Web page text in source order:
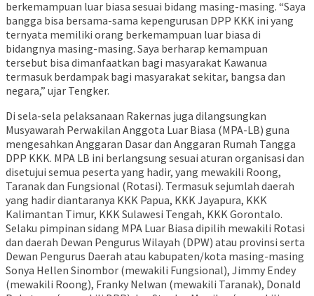
berkemampuan luar biasa sesuai bidang masing-masing. “Saya
bangga bisa bersama-sama kepengurusan DPP KKK ini yang
ternyata memiliki orang berkemampuan luar biasa di
bidangnya masing-masing. Saya berharap kemampuan
tersebut bisa dimanfaatkan bagi masyarakat Kawanua
termasuk berdampak bagi masyarakat sekitar, bangsa dan
negara,” ujar Tengker.
Di sela-sela pelaksanaan Rakernas juga dilangsungkan
Musyawarah Perwakilan Anggota Luar Biasa (MPA-LB) guna
mengesahkan Anggaran Dasar dan Anggaran Rumah Tangga
DPP KKK. MPA LB ini berlangsung sesuai aturan organisasi dan
disetujui semua peserta yang hadir, yang mewakili Roong,
Taranak dan Fungsional (Rotasi). Termasuk sejumlah daerah
yang hadir diantaranya KKK Papua, KKK Jayapura, KKK
Kalimantan Timur, KKK Sulawesi Tengah, KKK Gorontalo.
Selaku pimpinan sidang MPA Luar Biasa dipilih mewakili Rotasi
dan daerah Dewan Pengurus Wilayah (DPW) atau provinsi serta
Dewan Pengurus Daerah atau kabupaten/kota masing-masing
Sonya Hellen Sinombor (mewakili Fungsional), Jimmy Endey
(mewakili Roong), Franky Nelwan (mewakili Taranak), Donald